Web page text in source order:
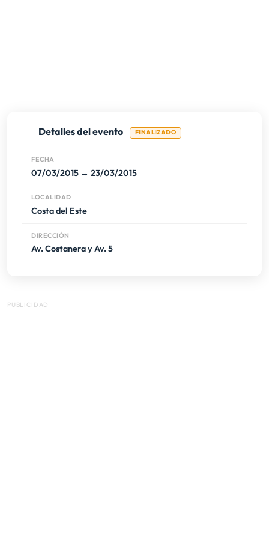
Detalles del evento FINALIZADO
FECHA
07/03/2015 → 23/03/2015
LOCALIDAD
Costa del Este
DIRECCIÓN
Av. Costanera y Av. 5
PUBLICIDAD